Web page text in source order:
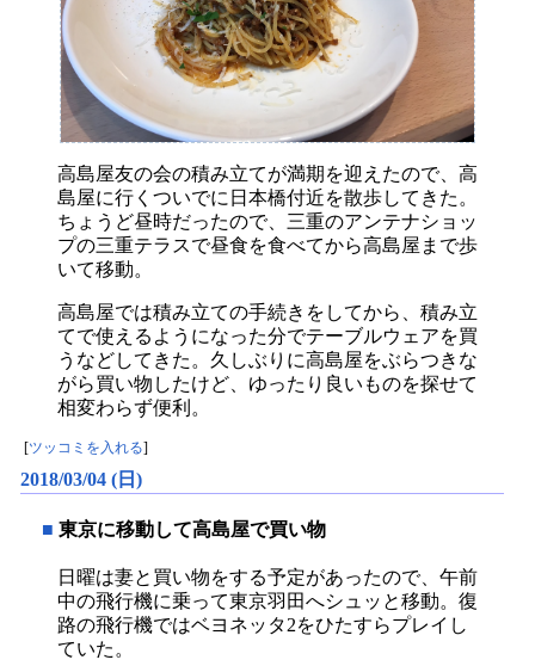
高島屋友の会の積み立てが満期を迎えたので、高
島屋に行くついでに日本橋付近を散歩してきた。
ちょうど昼時だったので、三重のアンテナショッ
プの三重テラスで昼食を食べてから高島屋まで歩
いて移動。
高島屋では積み立ての手続きをしてから、積み立
てで使えるようになった分でテーブルウェアを買
うなどしてきた。久しぶりに高島屋をぶらつきな
がら買い物したけど、ゆったり良いものを探せて
相変わらず便利。
ツッコミを入れる
2018/03/04 (日)
■ 東京に移動して高島屋で買い物
日曜は妻と買い物をする予定があったので、午前
中の飛行機に乗って東京羽田へシュッと移動。復
路の飛行機ではベヨネッタ2をひたすらプレイし
ていた。